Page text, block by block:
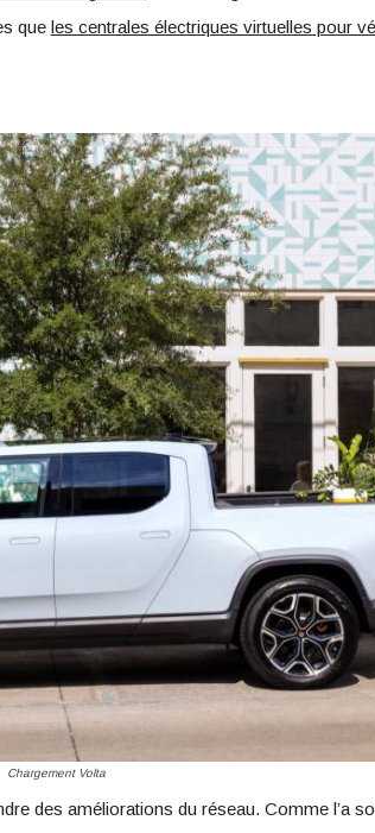
que les centrales électriques virtuelles pour
Chargement Volta
des améliorations du réseau. Comme l’a